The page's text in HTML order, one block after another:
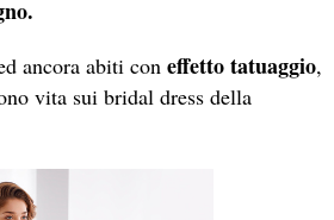
ancora abiti con effetto tatuaggio,
vita sui bridal dress della